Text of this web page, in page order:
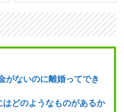
がないのに離婚ってでき
どのようなものがあるか